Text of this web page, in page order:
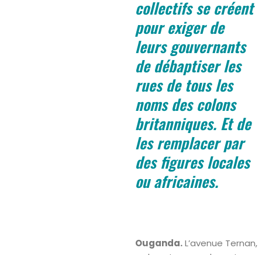
collectifs se créent
pour exiger de
leurs gouvernants
de débaptiser les
rues de tous les
noms des colons
britanniques. Et de
les remplacer par
des figures locales
ou africaines.
Ouganda.L’avenue Ternan,